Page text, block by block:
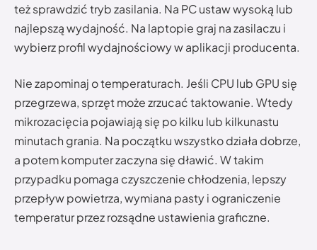
też sprawdzić tryb zasilania. Na PC ustaw wysoką lub
najlepszą wydajność. Na laptopie graj na zasilaczu i
wybierz profil wydajnościowy w aplikacji producenta.
Nie zapominaj o temperaturach. Jeśli CPU lub GPU się
przegrzewa, sprzęt może zrzucać taktowanie. Wtedy
mikrozacięcia pojawiają się po kilku lub kilkunastu
minutach grania. Na początku wszystko działa dobrze,
a potem komputer zaczyna się dławić. W takim
przypadku pomaga czyszczenie chłodzenia, lepszy
przepływ powietrza, wymiana pasty i ograniczenie
temperatur przez rozsądne ustawienia graficzne.